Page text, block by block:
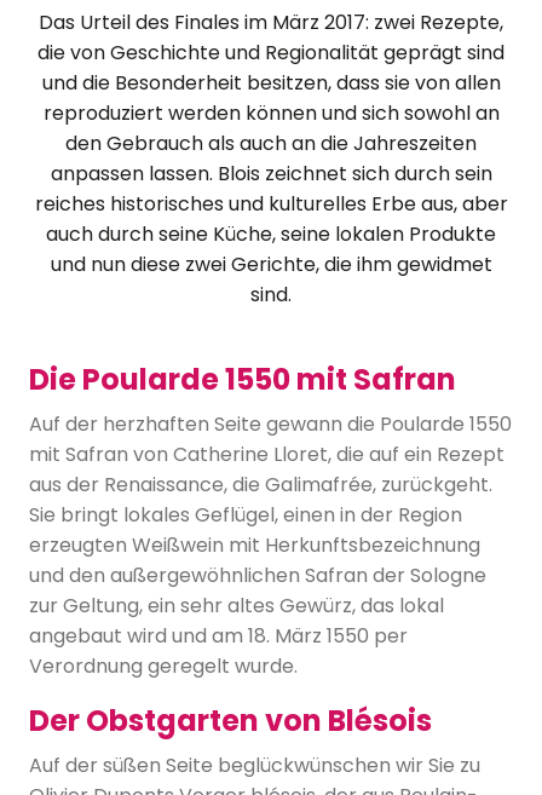
Das Urteil des Finales im März 2017: zwei Rezepte,
die von Geschichte und Regionalität geprägt sind
und die Besonderheit besitzen, dass sie von allen
reproduziert werden können und sich sowohl an
den Gebrauch als auch an die Jahreszeiten
anpassen lassen. Blois zeichnet sich durch sein
reiches historisches und kulturelles Erbe aus, aber
auch durch seine Küche, seine lokalen Produkte
und nun diese zwei Gerichte, die ihm gewidmet
sind.
Die Poularde 1550 mit Safran
Auf der herzhaften Seite gewann die Poularde 1550
mit Safran von Catherine Lloret, die auf ein Rezept
aus der Renaissance, die Galimafrée, zurückgeht.
Sie bringt lokales Geflügel, einen in der Region
erzeugten Weißwein mit Herkunftsbezeichnung
und den außergewöhnlichen Safran der Sologne
zur Geltung, ein sehr altes Gewürz, das lokal
angebaut wird und am 18. März 1550 per
Verordnung geregelt wurde.
Der Obstgarten von Blésois
Auf der süßen Seite beglückwünschen wir Sie zu